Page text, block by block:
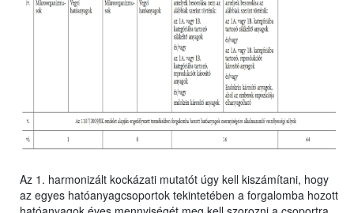
Az 1. harmonizált kockázati mutatót úgy kell kiszámítani, hogy
az egyes hatóanyagcsoportok tekintetében a forgalomba hozott